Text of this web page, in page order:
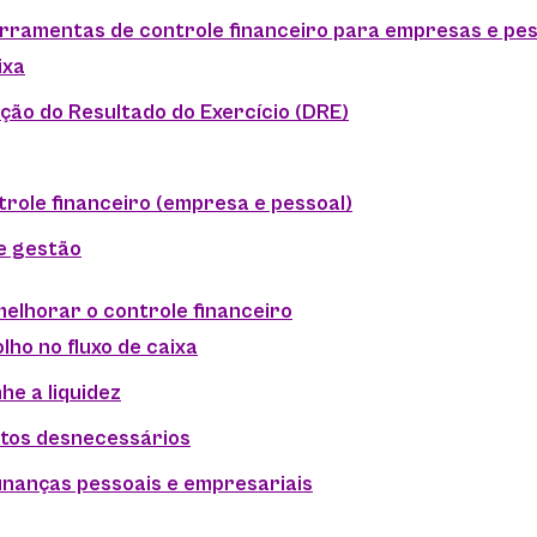
de controle financeiro para empresas e
do Resultado do Exercício (DRE)
financeiro (empresa e pessoal)
gestão
o controle financeiro
no fluxo de caixa
a liquidez
desnecessários
pessoais e empresariais